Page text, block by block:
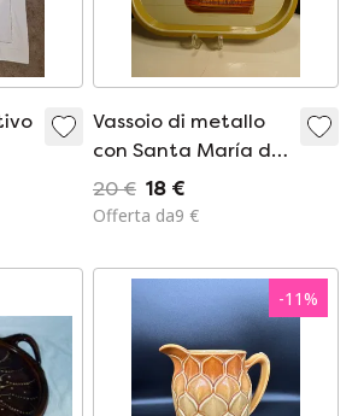
Vassoio di metallo
con Santa María di
Keith Cresswell
20 € 18 €
Offerta da9 €
-11%